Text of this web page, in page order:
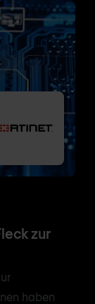
zur
haben